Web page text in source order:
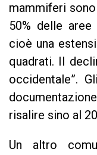
mammiferi
50% delle
cioè una
quadrati. Il
occidentale”.
risalire sino al
Un altro